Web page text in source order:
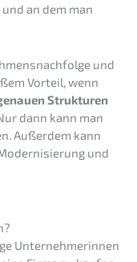
an dem man
und
Vorteil, wenn
Struk­tu­ren
dann kann man
Außer­dem kann
und
Unter­neh­me­rin­nen